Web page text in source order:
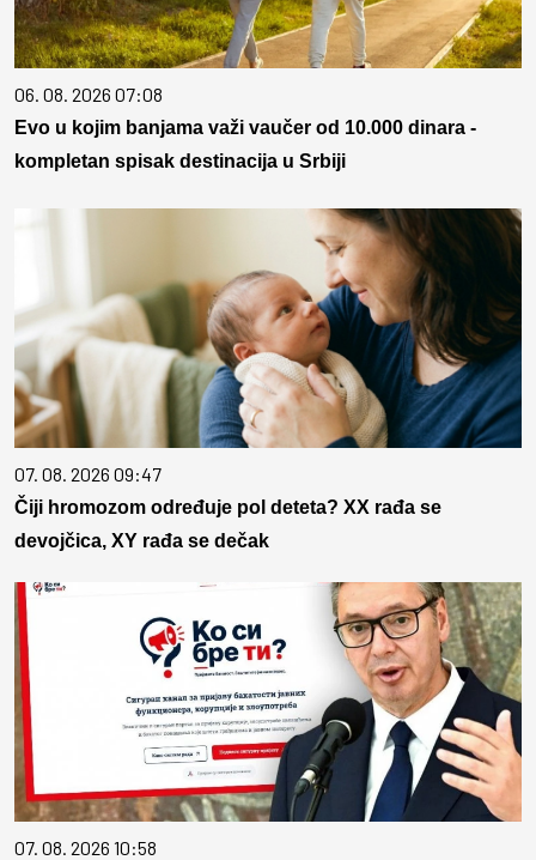
06. 08. 2026 07:08
Evo u kojim banjama važi vaučer od 10.000 dinara -
kompletan spisak destinacija u Srbiji
07. 08. 2026 09:47
Čiji hromozom određuje pol deteta? XX rađa se
devojčica, XY rađa se dečak
07. 08. 2026 10:58